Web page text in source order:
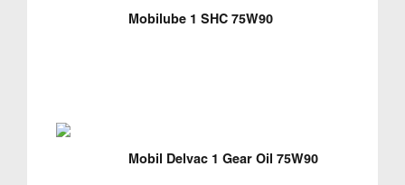
Mobilube 1 SHC 75W90
Mobil Delvac 1 Gear Oil 75W90